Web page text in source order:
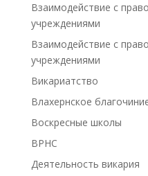
Взаимодействие с
учреждениями
Взаимодействие с
учреждениями
Викариатство
Влахернское
Воскресные школы
ВРНС
Деятельность викария